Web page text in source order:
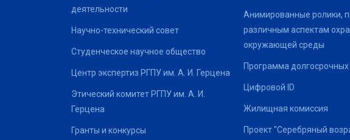
деятельности
Научно-технический совет
Студенческое научное общество
Центр экспертиз РГПУ им. А. И. Герцена
Этический комитет РГПУ им. А. И.
Герцена
Гранты и конкурсы
Анимированные ролики,
различным аспектам
окружающей среды
Программа
Цифровой ID
Жилищная комиссия
Проект "Серебряный